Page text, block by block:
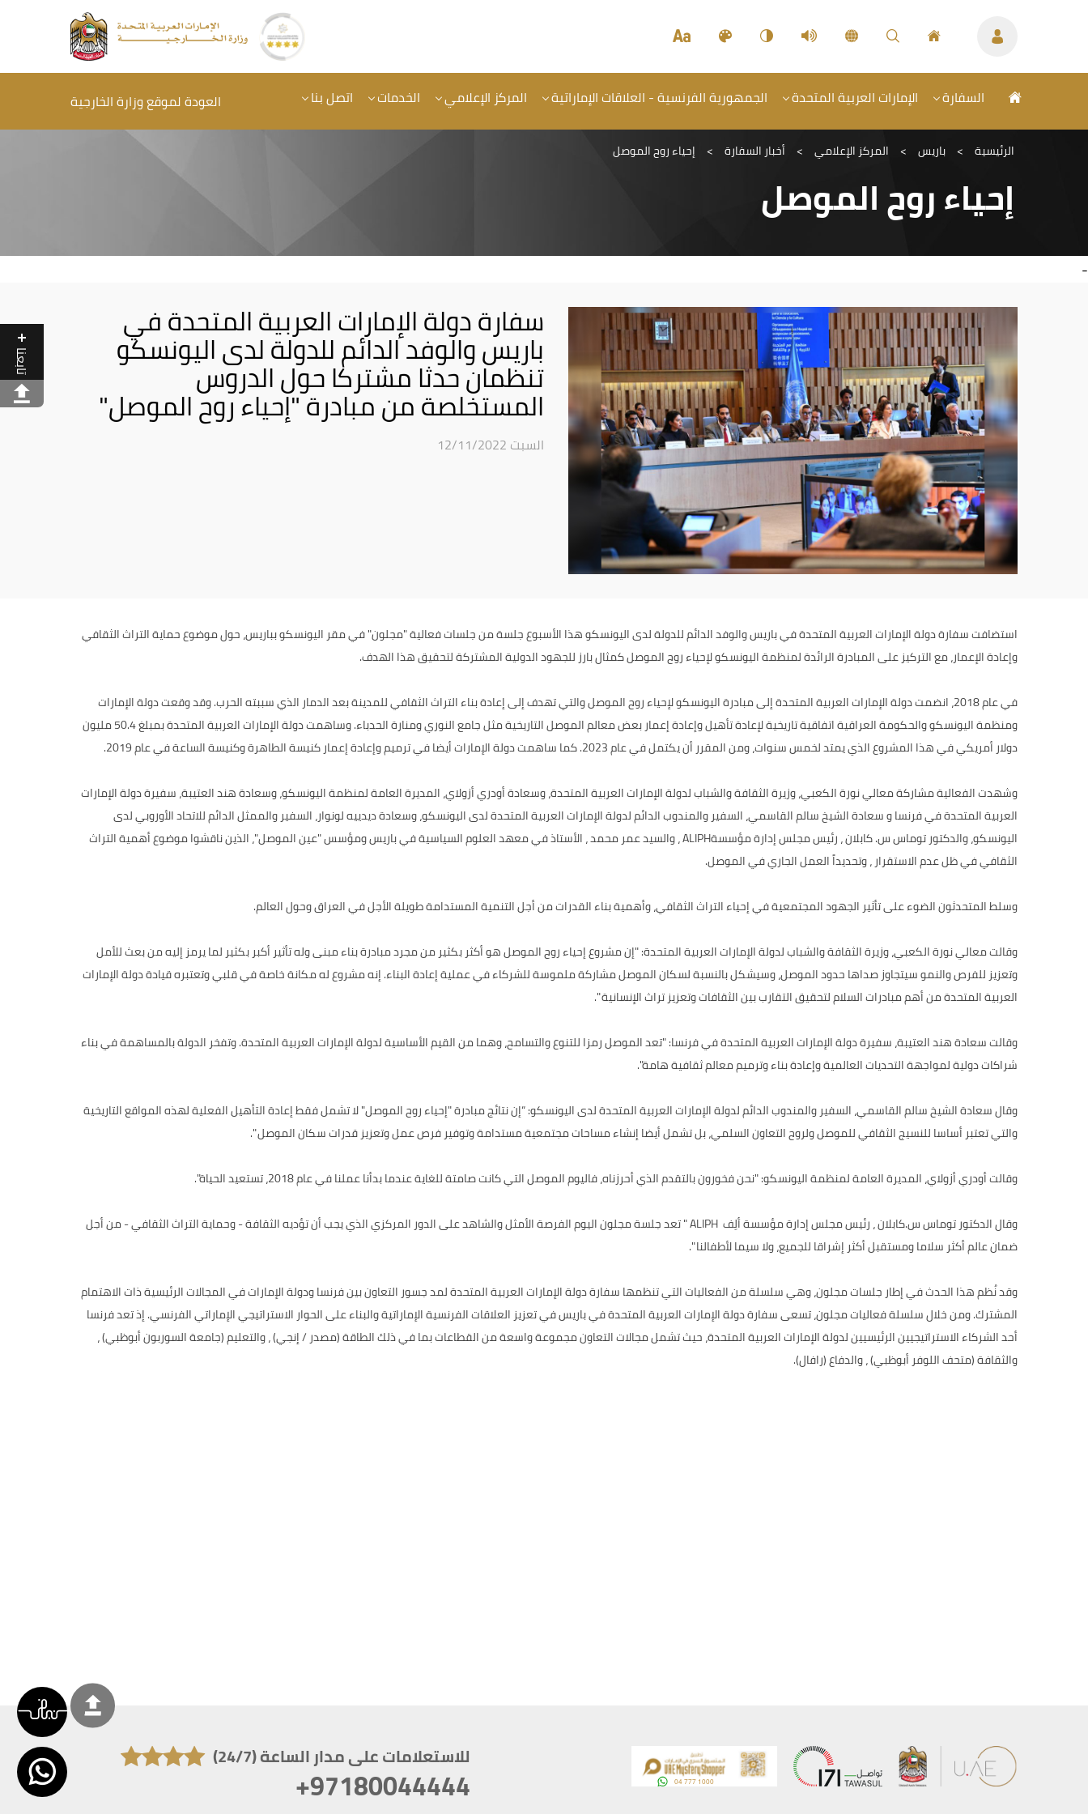
تابعنا
السفارة الإمارات العربية المتحدة الجمهورية الفرنسية - العلاقات الإماراتية المركز الإعلامي الخدمات اتصل بنا العودة لموقع وزارة الخارجية
الرئيسية > باريس > المركز الإعلامي > أخبار السفارة > إحياء روح الموصل
إحياء روح الموصل
-
سفارة دولة الإمارات العربية المتحدة في
باريس والوفد الدائم للدولة لدى اليونسكو
تنظمان حدثا مشتركا حول الدروس
المستخلصة من مبادرة "إحياء روح الموصل"
السبت 12/11/2022
استضافت سفارة دولة الإمارات العربية المتحدة في باريس والوفد الدائم للدولة لدى اليونسكو هذا الأسبوع جلسة من جلسات فعالية "مجلون" في مقر اليونسكو بباريس، حول موضوع حماية التراث الثقافي
وإعادة الإعمار، مع التركيز على المبادرة الرائدة لمنظمة اليونسكو لإحياء روح الموصل كمثال بارز للجهود الدولية المشتركة لتحقيق هذا الهدف.
في عام 2018، انضمت دولة الإمارات العربية المتحدة إلى مبادرة اليونسكو لإحياء روح الموصل والتي تهدف إلى إعادة بناء التراث الثقافي للمدينة بعد الدمار الذي سببته الحرب. وقد وقعت دولة الإمارات
ومنظمة اليونسكو والحكومة العراقية اتفاقية تاريخية لإعادة تأهيل وإعادة إعمار بعض معالم الموصل التاريخية مثل جامع النوري ومنارة الحدباء. وساهمت دولة الإمارات العربية المتحدة بمبلغ 50.4 مليون
دولار أمريكي في هذا المشروع الذي يمتد لخمس سنوات، ومن المقرر أن يكتمل في عام 2023. كما ساهمت دولة الإمارات أيضا في ترميم وإعادة إعمار كنيسة الطاهرة وكنيسة الساعة في عام 2019.
وشهدت الفعالية مشاركة معالي نورة الكعبي، وزيرة الثقافة والشباب لدولة الإمارات العربية المتحدة، وسعادة أودري أزولاي، المديرة العامة لمنظمة اليونسكو، وسعادة هند العتيبة، سفيرة دولة الإمارات
العربية المتحدة في فرنسا و سعادة الشيخ سالم القاسمي، السفير والمندوب الدائم لدولة الإمارات العربية المتحدة لدى اليونسكو، وسعادة ديدييه لونوار، السفير والممثل الدائم للاتحاد الأوروبي لدى
اليونسكو، والدكتور توماس س. كابلان ، رئيس مجلس إدارة مؤسسةALIPH ، والسيد عمر محمد ، الأستاذ في معهد العلوم السياسية في باريس ومؤسس "عين الموصل"، الذين ناقشوا موضوع أهمية التراث
الثقافي في ظل عدم الاستقرار ، وتحديداً العمل الجاري في الموصل.
وسلط المتحدثون الضوء على تأثير الجهود المجتمعية في إحياء التراث الثقافي، وأهمية بناء القدرات من أجل التنمية المستدامة طويلة الأجل في العراق وحول العالم.
وقالت معالي نورة الكعبي، وزيرة الثقافة والشباب لدولة الإمارات العربية المتحدة: "إن مشروع إحياء روح الموصل هو أكثر بكثير من مجرد مبادرة بناء مبنى وله تأثير أكبر بكثير لما يرمز إليه من بعث للأمل
وتعزيز للفرص والنمو سيتجاوز صداها حدود الموصل، وسيشكل بالنسبة لسكان الموصل مشاركة ملموسة للشركاء في عملية إعادة البناء. إنه مشروع له مكانة خاصة في قلبي وتعتبره قيادة دولة الإمارات
العربية المتحدة من أهم مبادرات السلام لتحقيق التقارب بين الثقافات وتعزيز تراث الإنسانية ".
وقالت سعادة هند العتيبة، سفيرة دولة الإمارات العربية المتحدة في فرنسا: "تعد الموصل رمزا للتنوع والتسامح، وهما من القيم الأساسية لدولة الإمارات العربية المتحدة. وتفخر الدولة بالمساهمة في بناء
شراكات دولية لمواجهة التحديات العالمية وإعادة بناء وترميم معالم ثقافية هامة".
وقال سعادة الشيخ سالم القاسمي، السفير والمندوب الدائم لدولة الإمارات العربية المتحدة لدى اليونسكو: “إن نتائج مبادرة "إحياء روح الموصل" لا تشمل فقط إعادة التأهيل الفعلية لهذه المواقع التاريخية
والتي تعتبر أساسا للنسيج الثقافي للموصل ولروح التعاون السلمي، بل تشمل أيضا إنشاء مساحات مجتمعية مستدامة وتوفير فرص عمل وتعزيز قدرات سكان الموصل ".
وقالت أودري أزولاي، المديرة العامة لمنظمة اليونسكو: "نحن فخورون بالتقدم الذي أحرزناه، فاليوم الموصل التي كانت صامتة للغاية عندما بدأنا عملنا في عام 2018، تستعيد الحياة".
وقال الدكتور توماس س.كابلان ، رئيس مجلس إدارة مؤسسة ألِف ALIPH " تعد جلسة مجلون اليوم الفرصة الأمثل والشاهد على الدور المركزي الذي يجب أن تؤديه الثقافة - وحماية التراث الثقافي - من أجل
ضمان عالم أكثر سلاما ومستقبل أكثر إشراقا للجميع، ولا سيما لأطفالنا ".
وقد نُظم هذا الحدث في إطار جلسات مجلون، وهي سلسلة من الفعاليات التي تنظمها سفارة دولة الإمارات العربية المتحدة لمد جسور التعاون بين فرنسا ودولة الإمارات في المجالات الرئيسية ذات الاهتمام
المشترك. ومن خلال سلسلة فعاليات مجلون، تسعى سفارة دولة الإمارات العربية المتحدة في باريس في تعزيز العلاقات الفرنسية الإماراتية والبناء على الحوار الاستراتيجي الإماراتي الفرنسي. إذ تعد فرنسا
أحد الشركاء الاستراتيجيين الرئيسيين لدولة الإمارات العربية المتحدة، حيث تشمل مجالات التعاون مجموعة واسعة من القطاعات بما في ذلك الطاقة (مصدر / إنجي) ، والتعليم (جامعة السوربون أبوظبي) ،
والثقافة (متحف اللوفر أبوظبي) ، والدفاع (رافال).
للاستعلامات على مدار الساعة (24/7)
+97180044444